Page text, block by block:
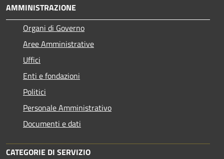
AMMINISTRAZIONE
Organi di Governo
Aree Amministrative
Uffici
Enti e fondazioni
Politici
Personale Amministrativo
Documenti e dati
CATEGORIE DI SERVIZIO